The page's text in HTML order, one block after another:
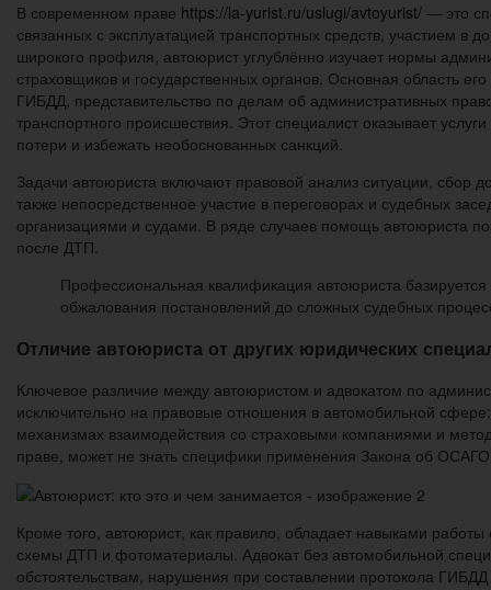
В современном праве https://la-yurist.ru/uslugi/avtoyurist/ — это
связанных с эксплуатацией транспортных средств, участием
широкого профиля, автоюрист углублённо изучает нормы
страховщиков и государственных органов. Основная область
ГИБДД, представительство по делам об административных
транспортного происшествия. Этот специалист оказывает
потери и избежать необоснованных санкций.
Задачи автоюриста включают правовой анализ ситуации, сбор
также непосредственное участие в переговорах и судебных
организациями и судами. В ряде случаев помощь автоюриста
после ДТП.
Профессиональная квалификация автоюриста
обжалования постановлений до сложных судебных
Отличие автоюриста от других юридических
Ключевое различие между автоюристом и адвокатом по
исключительно на правовые отношения в автомобильной
механизмах взаимодействия со страховыми компаниями и
праве, может не знать специфики применения Закона об
Кроме того, автоюрист, как правило, обладает навыками
схемы ДТП и фотоматериалы. Адвокат без автомобильной
обстоятельствам, нарушения при составлении протокола